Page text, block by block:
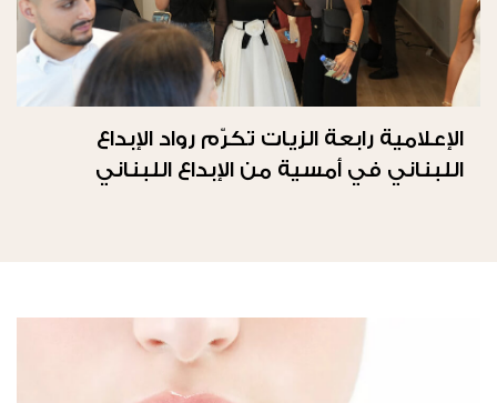
الإعلامية رابعة الزيات تكرّم رواد الإبداع
اللبناني في أمسية من الإبداع اللبناني